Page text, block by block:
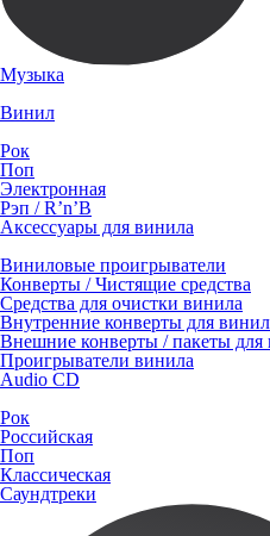
Музыка
Винил
Рок
Поп
Электронная
Рэп / R’n’B
Аксессуары для винила
Виниловые проигрыватели
Конверты / Чистящие средства
Средства для очистки винила
Внутренние конверты для
Внешние конверты / пакеты для
Проигрыватели винила
Audio CD
Рок
Российская
Поп
Классическая
Саундтреки